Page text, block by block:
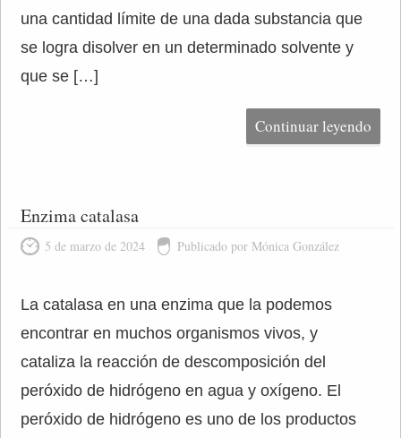
una cantidad límite de una dada substancia que
se logra disolver en un determinado solvente y
que se […]
Continuar leyendo
Enzima catalasa
5 de marzo de 2024 Publicado por Mónica González
La catalasa en una enzima que la podemos
encontrar en muchos organismos vivos, y
cataliza la reacción de descomposición del
peróxido de hidrógeno en agua y oxígeno. El
peróxido de hidrógeno es uno de los productos